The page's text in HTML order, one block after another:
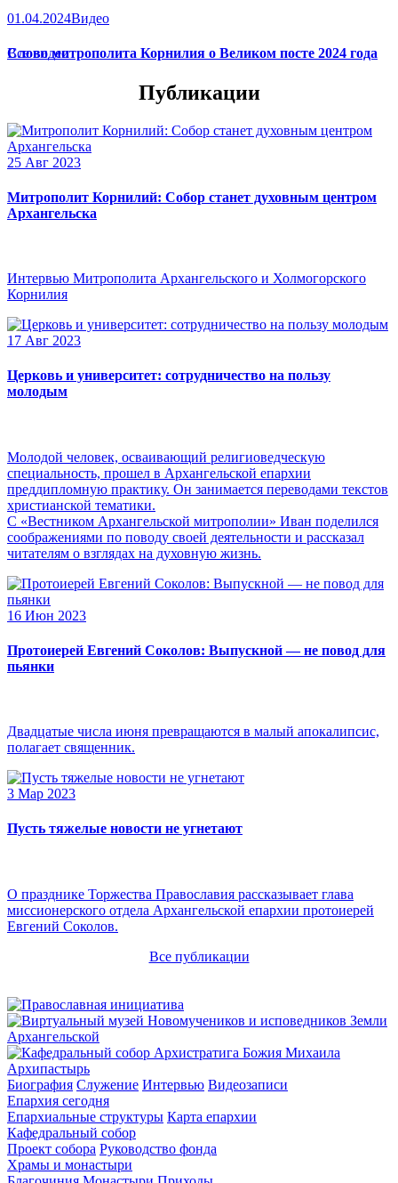
01.04.2024Видео
Слово митрополита Корнилия о Великом посте 2024 года
Все видео
Публикации
25 Авг 2023
Митрополит Корнилий: Собор станет духовным центром
Архангельска
Интервью Митрополита Архангельского и Холмогорского
Корнилия
17 Авг 2023
Церковь и университет: сотрудничество на пользу
молодым
Молодой человек, осваивающий религиоведческую
специальность, прошел в Архангельской епархии
преддипломную практику. Он занимается переводами текстов
христианской тематики.
С «Вестником Архангельской митрополии» Иван поделился
соображениями по поводу своей деятельности и рассказал
читателям о взглядах на духовную жизнь.
16 Июн 2023
Протоиерей Евгений Соколов: Выпускной — не повод для
пьянки
Двадцатые числа июня превращаются в малый апокалипсис,
полагает священник.
3 Мар 2023
Пусть тяжелые новости не угнетают
О празднике Торжества Православия рассказывает глава
миссионерского отдела Архангельской епархии протоиерей
Евгений Соколов.
Все публикации
Архипастырь
Биография Служение Интервью Видеозаписи
Епархия сегодня
Епархиальные структуры Карта епархии
Кафедральный собор
Проект собора Руководство фонда
Храмы и монастыри